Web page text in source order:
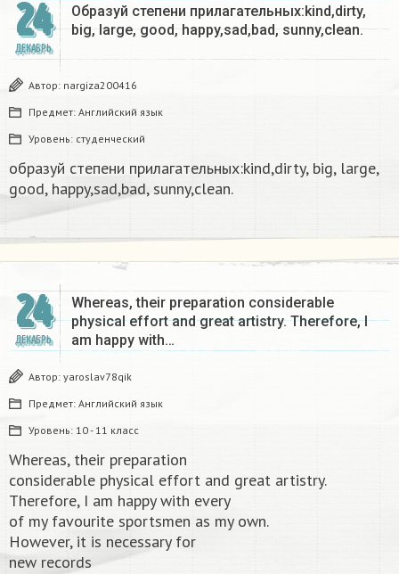
24
ДЕКАБРЬ
Образуй степени прилагательных:kind,dirty,
big, large, good, happy,sad,bad, sunny,clean.​
Автор: nargiza200416
Предмет: Английский язык
Уровень: студенческий
образуй степени прилагательных:kind,dirty, big, large,
good, happy,sad,bad, sunny,clean.​
24
ДЕКАБРЬ
Whereas, their preparation considerable
physical effort and great artistry. Therefore, I
am happy with…
Автор: yaroslav78qik
Предмет: Английский язык
Уровень: 10 - 11 класс
Whereas, their preparation
considerable physical effort and great artistry.
Therefore, I am happy with every
of my favourite sportsmen as my own.
However, it is necessary for
new records​